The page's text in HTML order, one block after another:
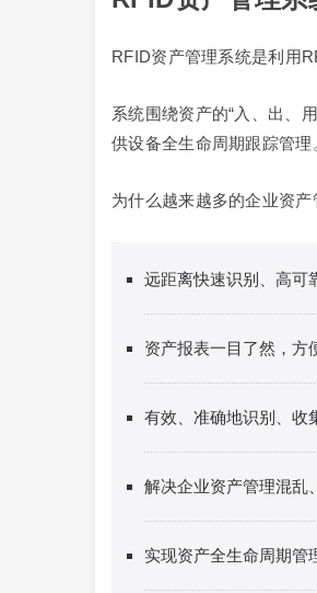
RFID资产管理系统是利用
系统围绕资产的“入、出、
供设备全生命周期跟踪管理
为什么越来越多的企业资产
远距离快速识别、高可
资产报表一目了然，方
有效、准确地识别、收
解决企业资产管理混乱
实现资产全生命周期管